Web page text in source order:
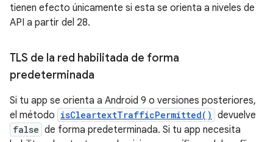
tienen efecto únicamente si esta se orienta a niveles de
API a partir del 28.
TLS de la red habilitada de forma
predeterminada
Si tu app se orienta a Android 9 o versiones posteriores,
el método isCleartextTrafficPermitted() devuelve
false de forma predeterminada. Si tu app necesita